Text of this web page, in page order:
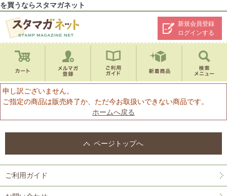
を買うならスタマガネット
新規会員登録
ログインする
申し訳ございません。
ご指定の商品は販売終了か、ただ今お取扱いできない商品です。
ホームへ戻る
ページトップへ
ご利用ガイド